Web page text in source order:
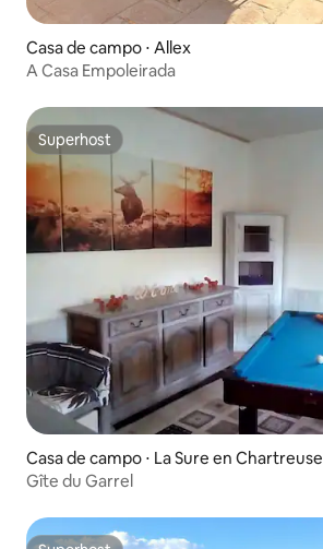
Casa de campo ⋅ Allex
A Casa Empoleirada
Superhost
Superhost
Casa de campo ⋅ La Sure en Chartreuse
Gîte du Garrel